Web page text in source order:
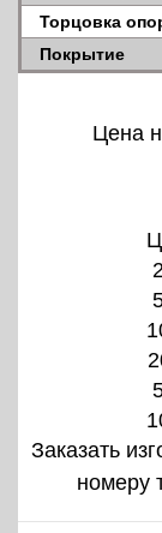
Торцовка
Покрытие
Цена
Заказать
номеру